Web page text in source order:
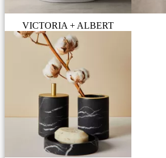
VICTORIA + ALBERT